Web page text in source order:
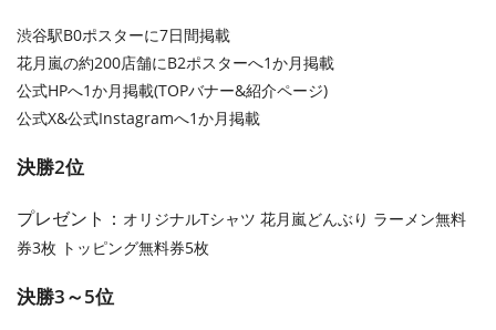
渋谷駅B0ポスターに7日間掲載
花月嵐の約200店舗にB2ポスターへ1か月掲載
公式HPへ1か月掲載(TOPバナー&紹介ページ)
公式X&公式Instagramへ1か月掲載
決勝2位
プレゼント： オリジナルTシャツ 花月嵐どんぶり ラーメン無料
券3枚 トッピング無料券5枚
決勝3～5位